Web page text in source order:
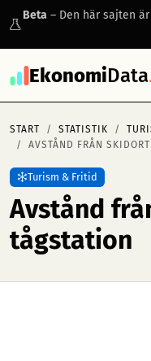
Beta – Den här sajten
EkonomiData
START STATISTIK
AVSTÅND FRÅN
Turism & Fritid
Avstånd
tågstation